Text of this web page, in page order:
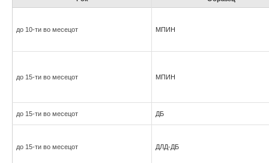
до 10-ти во месецот МПИН
до 15-ти во месецот МПИН
до 15-ти во месецот ДБ
до 15-ти во месецот ДЛД-ДБ